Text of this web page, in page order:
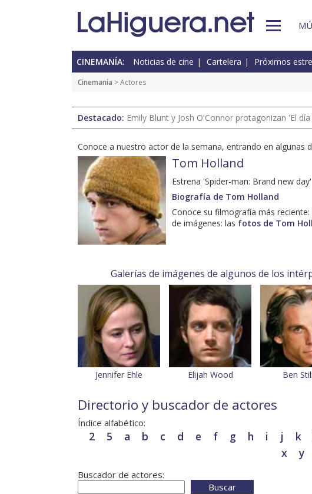
CINEMANÍA: Noticias de cine Cartelera Próximos
Cinemanía > Actores
Destacado: Emily Blunt y Josh O'Connor protagonizan 'El
Conoce a nuestro actor de la semana, entrando en algunas
Tom Holland
Estrena 'Spider-man: Brand new day'
Biografía de Tom Holland
Conoce su filmografía más reciente:
de imágenes: las fotos de Tom
Galerías de imágenes de algunos de los
Jennifer Ehle Elijah Wood Ben
Directorio y buscador de actores
Índice alfabético:
2 5 a b c d e f g h i j k
x
y
Buscador de actores:
Buscar